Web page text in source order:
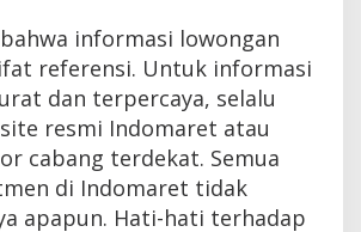
informasi lowongan
referensi. Untuk informasi
dan terpercaya, selalu
resmi Indomaret atau
cabang terdekat. Semua
di Indomaret tidak
apapun. Hati-hati terhadap